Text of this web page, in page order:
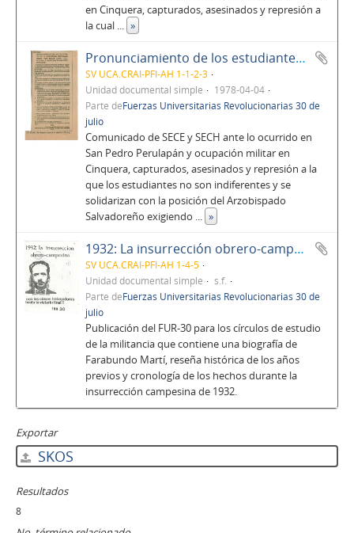
en Cinquera, capturados, asesinados y represión a
la cual ... »
Pronunciamiento de los estudiantes de la Universidad Centroamericana "José Simeón Cañas" (UCA) en torno a los hechos de San Pedro Perulapán en diario El Mundo
SV UCA.CRAI-PFI-AH 1-1-2-3
Unidad documental simple
1978-04-04
Parte deFuerzas Universitarias Revolucionarias 30 de
julio
Comunicado de SECE y SECH ante lo ocurrido en
San Pedro Perulapán y ocupación militar en
Cinquera, capturados, asesinados y represión a la
que los estudiantes no son indiferentes y se
solidarizan con la posición del Arzobispado
Salvadoreño exigiendo ... »
1932: La insurrección obrero-campesina
SV UCA.CRAI-PFI-AH 1-4-5
Unidad documental simple
s.f.
Parte deFuerzas Universitarias Revolucionarias 30 de
julio
Publicación del FUR-30 para los círculos de estudio
de la militancia que contiene una biografía de
Farabundo Martí, reseña histórica de los años
previos y cronología de los hechos durante la
insurrección campesina de 1932.
Exportar
SKOS
Resultados
8